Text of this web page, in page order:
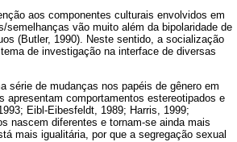
aos componentes culturais envolvidos em
vão muito além da bipolaridade de
(Butler, 1990). Neste sentido, a socialização
de investigação na interface de diversas
série de mudanças nos papéis de gênero em
apresentam comportamentos estereotipados e
Eibl-Eibesfeldt, 1989; Harris, 1999;
nascem diferentes e tornam-se ainda mais
mais igualitária, por que a segregação sexual